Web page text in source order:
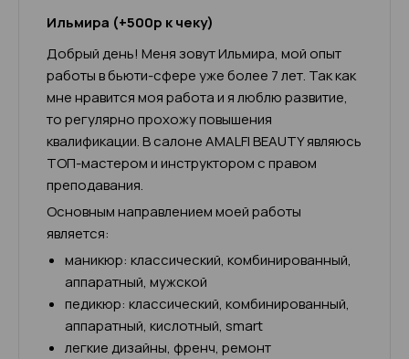
Ильмира (+500р к чеку)
Добрый день! Меня зовут Ильмира, мой опыт
работы в бьюти-сфере уже более 7 лет. Так как
мне нравится моя работа и я люблю развитие,
то регулярно прохожу повышения
квалификации. В салоне AMALFI BEAUTY являюсь
ТОП-мастером и инструктором с правом
преподавания.
Основным направлением моей работы
является:
маникюр: классический, комбинированный,
аппаратный, мужской
педикюр: классический, комбинированный,
аппаратный, кислотный, smart
легкие дизайны, френч, ремонт